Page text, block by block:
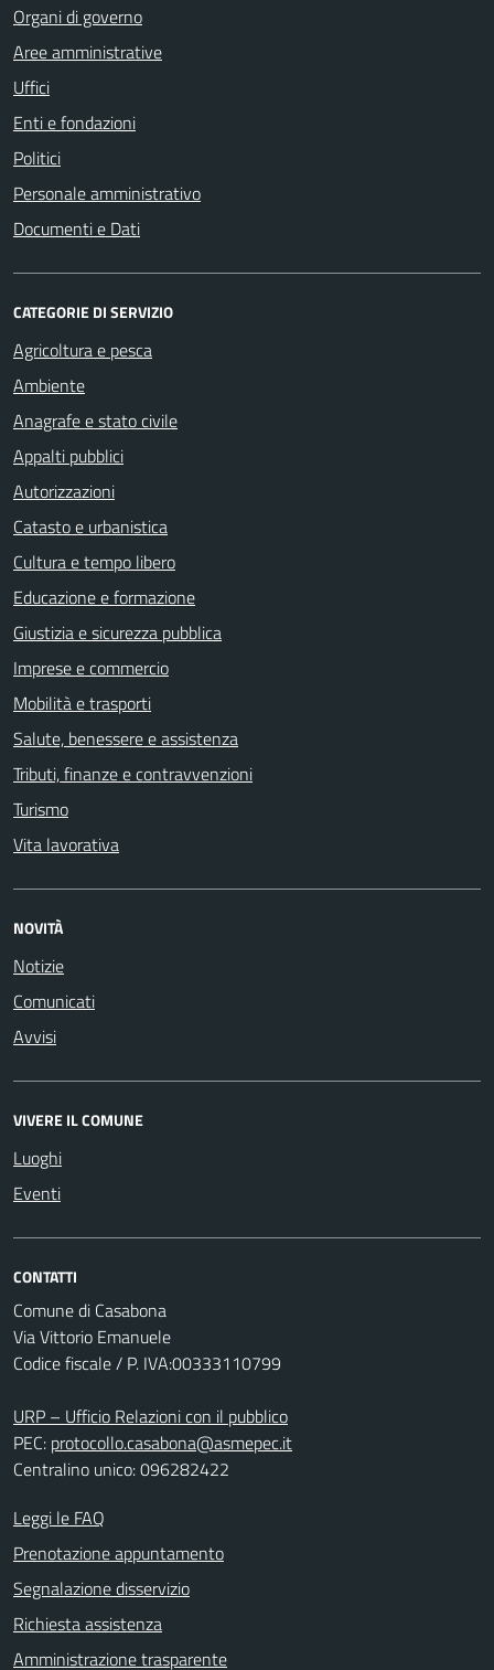
Organi di governo
Aree amministrative
Uffici
Enti e fondazioni
Politici
Personale amministrativo
Documenti e Dati
CATEGORIE DI SERVIZIO
Agricoltura e pesca
Ambiente
Anagrafe e stato civile
Appalti pubblici
Autorizzazioni
Catasto e urbanistica
Cultura e tempo libero
Educazione e formazione
Giustizia e sicurezza pubblica
Imprese e commercio
Mobilità e trasporti
Salute, benessere e assistenza
Tributi, finanze e contravvenzioni
Turismo
Vita lavorativa
NOVITÀ
Notizie
Comunicati
Avvisi
VIVERE IL COMUNE
Luoghi
Eventi
CONTATTI
Comune di Casabona
Via Vittorio Emanuele
Codice fiscale / P. IVA:00333110799
URP – Ufficio Relazioni con il pubblico
PEC: protocollo.casabona@asmepec.it
Centralino unico: 096282422
Leggi le FAQ
Prenotazione appuntamento
Segnalazione disservizio
Richiesta assistenza
Amministrazione trasparente